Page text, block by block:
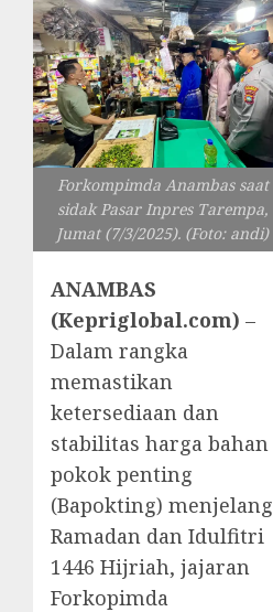
Forkompimda Anambas saat
sidak Pasar Inpres Tarempa,
Jumat (7/3/2025). (Foto: andi)
ANAMBAS
(Kepriglobal.com) –
Dalam rangka
memastikan
ketersediaan dan
stabilitas harga bahan
pokok penting
(Bapokting) menjelang
Ramadan dan Idulfitri
1446 Hijriah, jajaran
Forkopimda